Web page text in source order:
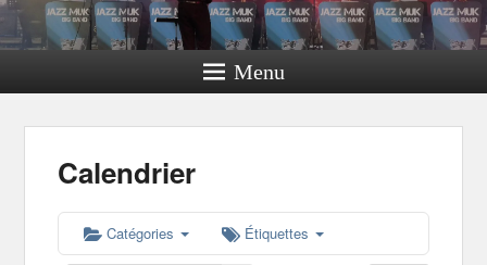
Menu
Calendrier
Catégories Étiquettes